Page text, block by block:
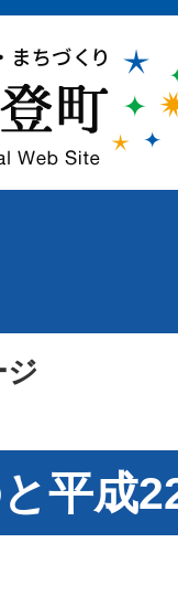
平成